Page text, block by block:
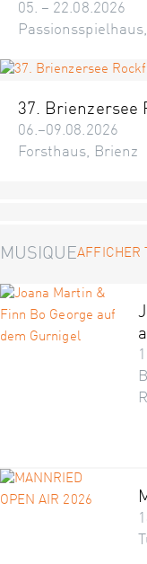
05. – 22.08.2026
37. Brienzersee
06.–09.08.2026
Forsthaus, Brienz
MUSIQUEAFFICHER